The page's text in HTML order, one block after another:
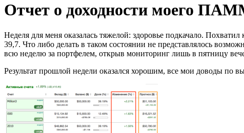
Отчет о доходности моего
Неделя для меня оказалась тяжелой: здоровье подкачало.
39,7. Что либо делать в таком состоянии не представлялось
всю неделю за портфелем, открыв мониторинг лишь в пятницу
Результат прошлой недели оказался хорошим, все мои доводы по